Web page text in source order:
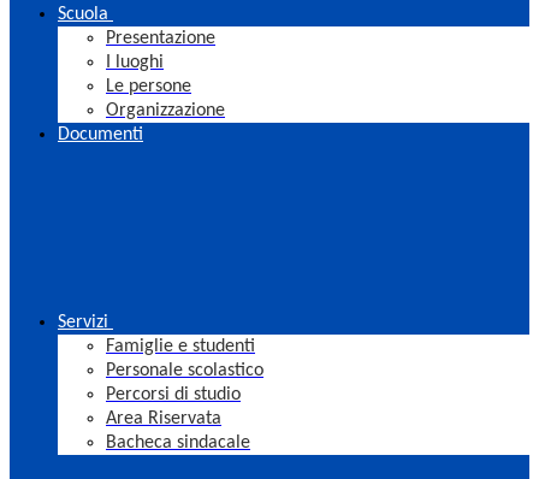
Scuola
Presentazione
I luoghi
Le persone
Organizzazione
Documenti
Servizi
Famiglie e studenti
Personale scolastico
Percorsi di studio
Area Riservata
Bacheca sindacale